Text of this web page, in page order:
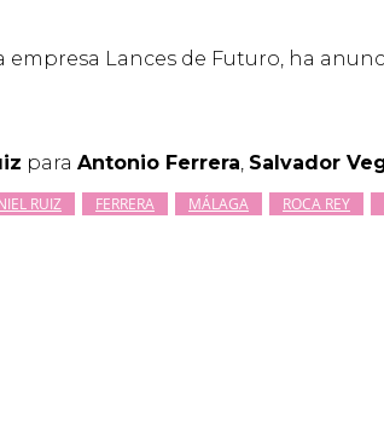
empresa Lances de Futuro, ha
para Antonio Ferrera Salvador
RUIZ FERRERA MÁLAGA ROCA REY